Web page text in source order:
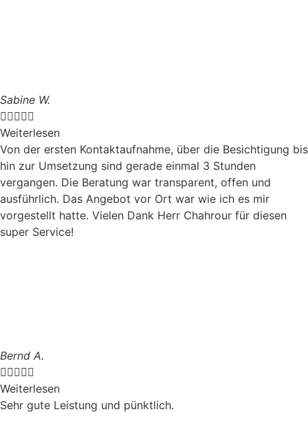
Sabine W.

Weiterlesen
Von der ersten Kontaktaufnahme, über die Besichtigung bis
hin zur Umsetzung sind gerade einmal 3 Stunden
vergangen. Die Beratung war transparent, offen und
ausführlich. Das Angebot vor Ort war wie ich es mir
vorgestellt hatte. Vielen Dank Herr Chahrour für diesen
super Service!
Bernd A.

Weiterlesen
Sehr gute Leistung und pünktlich.